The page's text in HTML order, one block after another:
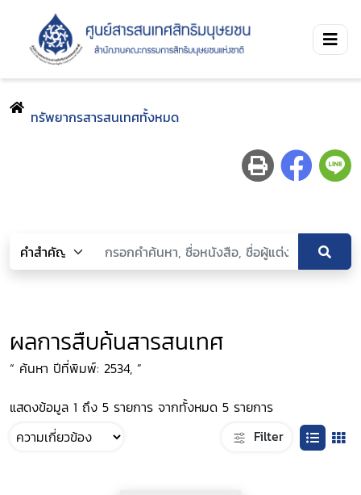
ทรัพยากรสารสนเทศทั้งหมด
ผลการสืบค้นสารสนเทศ
“ ค้นหา ปีที่พิมพ์: 2534, ”
แสดงข้อมูล 1 ถึง 5 รายการ จากทั้งหมด 5 รายการ
Filter